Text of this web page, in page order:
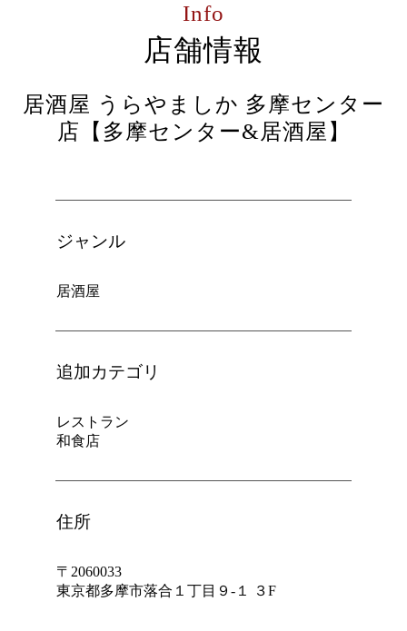
Info
店舗情報
居酒屋 うらやましか 多摩センター
店【多摩センター&居酒屋】
ジャンル
居酒屋
追加カテゴリ
レストラン
和食店
住所
〒2060033
東京都多摩市落合１丁目９-１ ３F